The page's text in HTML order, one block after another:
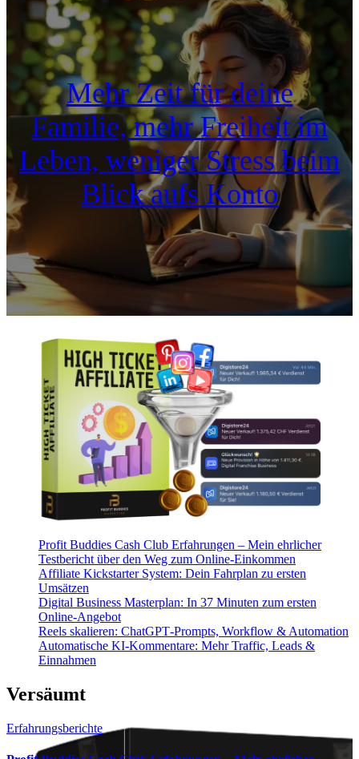
Mehr Zeit für deine
Familie, mehr Freiheit im
Leben, weniger Stress beim
Blick aufs Konto
Profit Buddies Cash Club Erfahrungen – Mein ehrlicher
Testbericht über den Weg zum Online-Einkommen
Affiliate Kickstarter System: Dein Fahrplan zu ersten
Umsätzen
Digital Business Masterplan: In 37 Minuten zum ersten
Online-Angebot
Reels skalieren: ChatGPT‑Prompts, Workflow & Automation
Automatische KI‑Kommentare: Mehr Traffic, Leads &
Einnahmen
Versäumt
Erfahrungsberichte